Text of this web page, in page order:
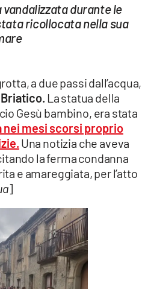
durante le
ricollocata nella sua
a due passi dall’acqua,
Briatico. La statua della
Gesù bambino, era stata
nei mesi scorsi proprio
. Una notizia che aveva
la ferma condanna
e amareggiata, per l’atto
]